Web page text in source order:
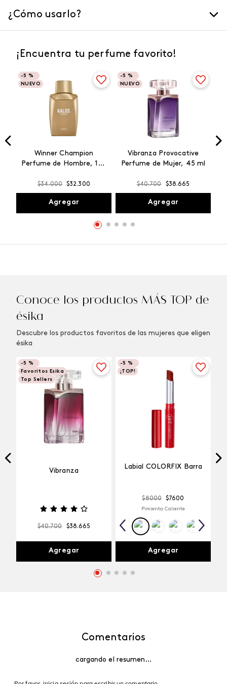
¿Cómo usarlo?
¡Encuentra tu perfume favorito!
-5 %
NUEVO
Winner Champion
Perfume de Hombre, 100
$34.000 $32.300
Agregar
-5 %
NUEVO
Vibranza Provocative
Perfume de Mujer, 45 ml
$40.700 $38.665
Agregar
Conoce los productos MÁS TOP de
ésika
Descubre los productos favoritos de las mujeres que eligen
ésika
-5 %
Favoritos Esika
Top Sellers
Vibranza
$40.700 $38.665
Agregar
-5 %
¡TOP!
Labial COLORFIX Barra
$8000 $7600
Pimienta Caliente
Agregar
Comentarios
cargando el resumen…